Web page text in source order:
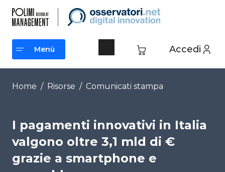
contenuto
Accedi
Menù
Menù
Home / Risorse / Comunicati stampa
I pagamenti innovativi in Italia
valgono oltre 3,1 mld di €
grazie a smartphone e